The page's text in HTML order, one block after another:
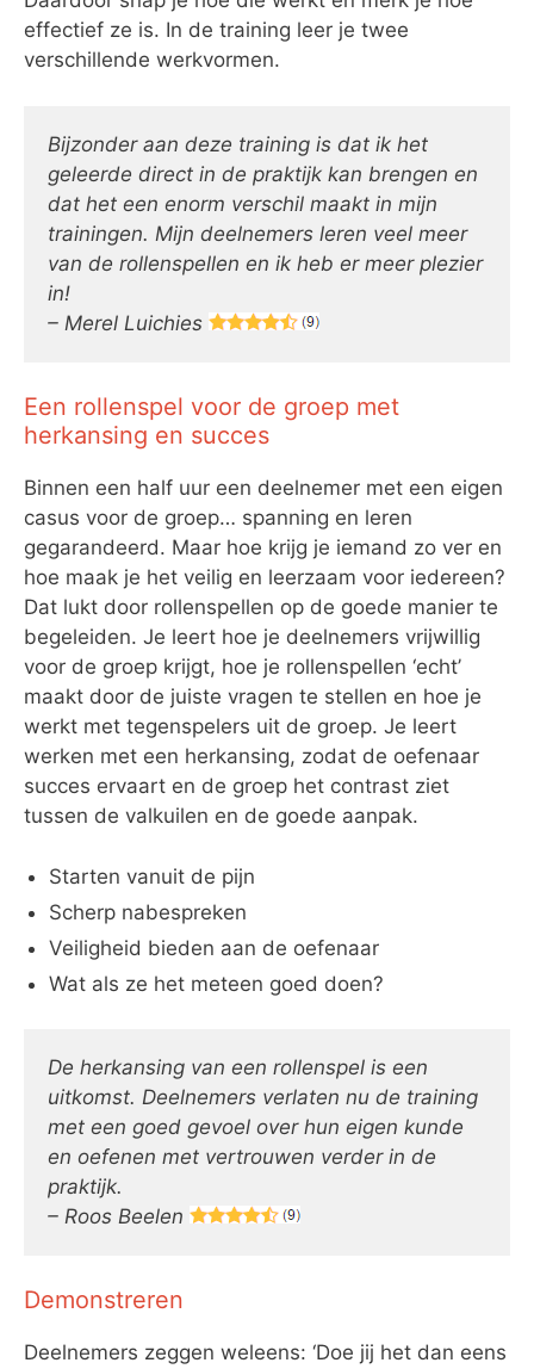
effectief ze is. In de training leer je twee
verschillende werkvormen.
Bijzonder aan deze training is dat ik het
geleerde direct in de praktijk kan brengen en
dat het een enorm verschil maakt in mijn
trainingen. Mijn deelnemers leren veel meer
van de rollenspellen en ik heb er meer plezier
in!
– Merel Luichies
Een rollenspel voor de groep met
herkansing en succes
Binnen een half uur een deelnemer met een eigen
casus voor de groep… spanning en leren
gegarandeerd. Maar hoe krijg je iemand zo ver en
hoe maak je het veilig en leerzaam voor iedereen?
Dat lukt door rollenspellen op de goede manier te
begeleiden. Je leert hoe je deelnemers vrijwillig
voor de groep krijgt, hoe je rollenspellen ‘echt’
maakt door de juiste vragen te stellen en hoe je
werkt met tegenspelers uit de groep. Je leert
werken met een herkansing, zodat de oefenaar
succes ervaart en de groep het contrast ziet
tussen de valkuilen en de goede aanpak.
Starten vanuit de pijn
Scherp nabespreken
Veiligheid bieden aan de oefenaar
Wat als ze het meteen goed doen?
De herkansing van een rollenspel is een
uitkomst. Deelnemers verlaten nu de training
met een goed gevoel over hun eigen kunde
en oefenen met vertrouwen verder in de
praktijk.
– Roos Beelen
Demonstreren
Deelnemers zeggen weleens: ‘Doe jij het dan eens